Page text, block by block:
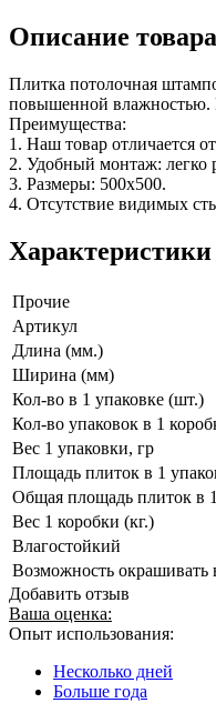
Описание товара
Плитка потолочная
повышенной влажностью.
Преимущества:
1. Наш товар отличается
2. Удобный монтаж: легко
3. Размеры: 500х500.
4. Отсутствие видимых
Характеристики
Прочие
Артикул
Длина (мм.)
Ширина (мм)
Кол-во в 1 упаковке (шт.)
Кол-во упаковок в 1
Вес 1 упаковки, гр
Площадь плиток в 1
Общая площадь плиток в
Вес 1 коробки (кг.)
Влагостойкий
Возможность окрашивать
Добавить отзыв
Ваша оценка:
Опыт использования:
Несколько дней
Больше года